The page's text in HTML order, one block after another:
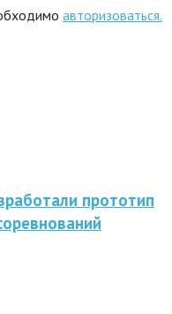
авторизоваться.
прототип